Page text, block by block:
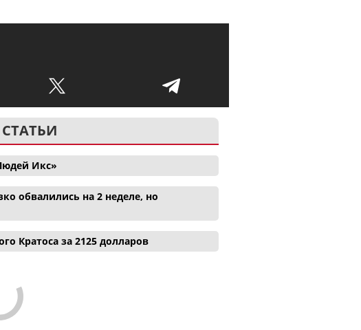
Икс»
обвалились на 2 неделе, но
Кратоса за 2125 долларов